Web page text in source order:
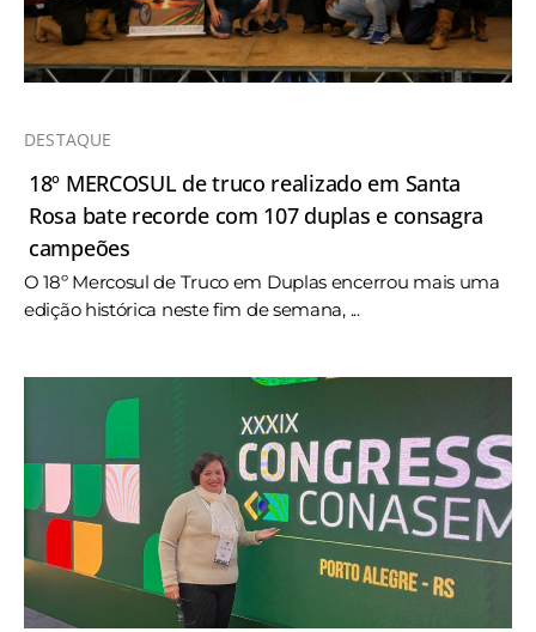
DESTAQUE
18º MERCOSUL de truco realizado em Santa
Rosa bate recorde com 107 duplas e consagra
campeões
O 18º Mercosul de Truco em Duplas encerrou mais uma
edição histórica neste fim de semana, ...